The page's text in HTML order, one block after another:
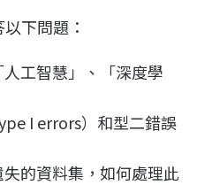
下問題：
工智慧」、「深度學
I errors）和型二錯誤
的資料集，如何處理此